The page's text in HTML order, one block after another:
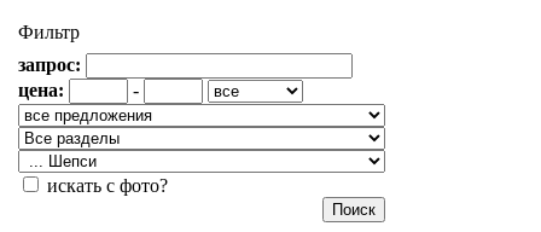
Фильтр
запрос:
цена:
-
искать с фото?